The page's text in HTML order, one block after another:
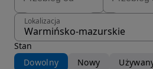
Lokalizacja
Warmińsko-mazurskie
Stan
Dowolny
Nowy